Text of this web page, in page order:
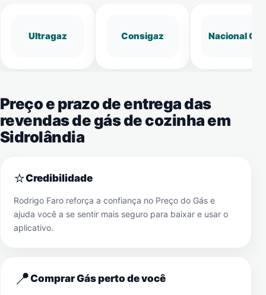
Ultragaz Consigaz Nacional Gás
Preço e prazo de entrega das
revendas de gás de cozinha em
Sidrolândia
⭐Credibilidade
Rodrigo Faro reforça a confiança no Preço do Gás e
ajuda você a se sentir mais seguro para baixar e usar o
aplicativo.
📍Comprar Gás perto de você